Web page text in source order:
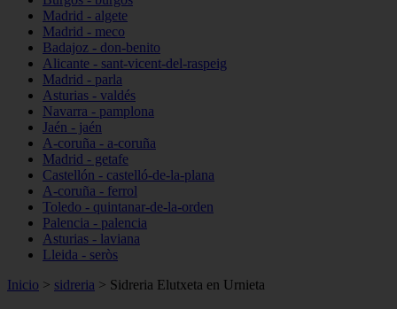
Madrid - algete
Madrid - meco
Badajoz - don-benito
Alicante - sant-vicent-del-raspeig
Madrid - parla
Asturias - valdés
Navarra - pamplona
Jaén - jaén
A-coruña - a-coruña
Madrid - getafe
Castellón - castelló-de-la-plana
A-coruña - ferrol
Toledo - quintanar-de-la-orden
Palencia - palencia
Asturias - laviana
Lleida - seròs
Inicio > sidreria > Sidreria Elutxeta en Urnieta